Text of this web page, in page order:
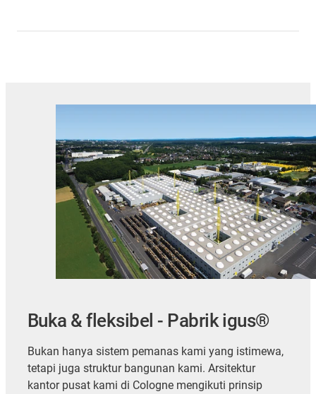
Buka & fleksibel - Pabrik igus®
Bukan hanya sistem pemanas kami yang istimewa,
tetapi juga struktur bangunan kami. Arsitektur
kantor pusat kami di Cologne mengikuti prinsip